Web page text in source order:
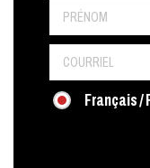
Français /